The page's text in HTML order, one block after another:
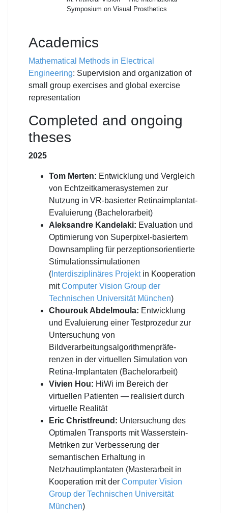
Symposium on Visual Prosthetics
Academics
Mathematical Methods in Electrical
Engineering: Supervision and organization of
small group exercises and global exercise
representation
Completed and ongoing
theses
2025
Tom Merten: Entwicklung und Vergleich
von Echtzeitkamerasystemen zur
Nutzung in VR-basierter Retinaimplantat-
Evaluierung (Bachelorarbeit)
Aleksandre Kandelaki: Evaluation und
Optimierung von Superpixel-basiertem
Downsampling für perzeptionsorientierte
Stimulationssimulationen
( Interdisziplinäres Projektin Kooperation
mitComputer Vision Group der
Technischen Universität München)
Chourouk Abdelmoula: Entwicklung
und Evaluierung einer Testprozedur zur
Untersuchung von
Bildverarbeitungsalgorithmenpräfe-
renzen in der virtuellen Simulation von
Retina-Implantaten (Bachelorarbeit)
Vivien Hou: HiWi im Bereich der
virtuellen Patienten — realisiert durch
virtuelle Realität
Eric Christfreund: Untersuchung des
Optimalen Transports mit Wasserstein-
Metriken zur Verbesserung der
semantischen Erhaltung in
Netzhautimplantaten (Masterarbeit in
Kooperation mit der Computer Vision
Group der Technischen Universität
München)